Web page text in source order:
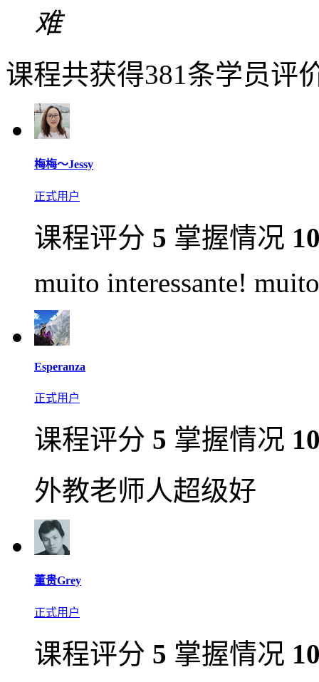
难
课程共获得381条学员评
梅梅～Jessy
正式用户
课程评分 5 掌握情况
muito interessante!
Esperanza
正式用户
课程评分 5 掌握情况
外教老师人超级好
董贵Grey
正式用户
课程评分 5 掌握情况